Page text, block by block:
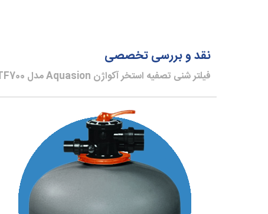
نقد و بررسی تخصصی
فیلتر شنی تصفیه استخر آکواژن Aquasion مدل PTF700